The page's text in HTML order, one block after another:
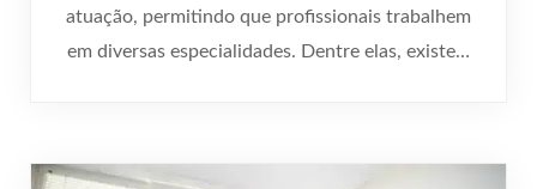
atuação, permitindo que profissionais trabalhem
em diversas especialidades. Dentre elas, existe…